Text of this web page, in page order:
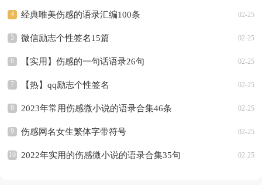
经典唯美伤感的语录汇编100条 02-25
微信励志个性签名15篇 02-25
【实用】伤感的一句话语录26句 02-25
【热】qq励志个性签名 02-25
2023年常用伤感微小说的语录合集46条 02-25
伤感网名女生繁体字带符号 02-25
2022年实用的伤感微小说的语录合集35句 02-25